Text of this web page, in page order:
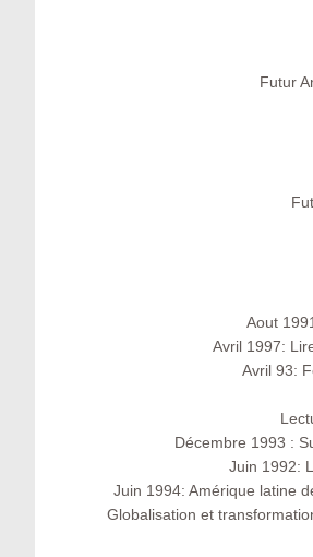
Futur
Aout
Avril 1997:
Avril 93:
Décembre 1993 :
Juin 1992:
Juin 1994: Amérique latine
Globalisation et